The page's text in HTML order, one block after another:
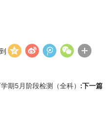
期5月阶段检测（全科） :下一篇